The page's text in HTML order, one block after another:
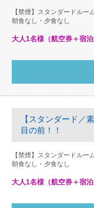
【禁煙】スタンダードルー
朝食なし・夕食なし
大人1名様（航空券＋宿
【スタンダード／
目の前！！
【禁煙】スタンダードルー
朝食なし・夕食なし
大人1名様（航空券＋宿